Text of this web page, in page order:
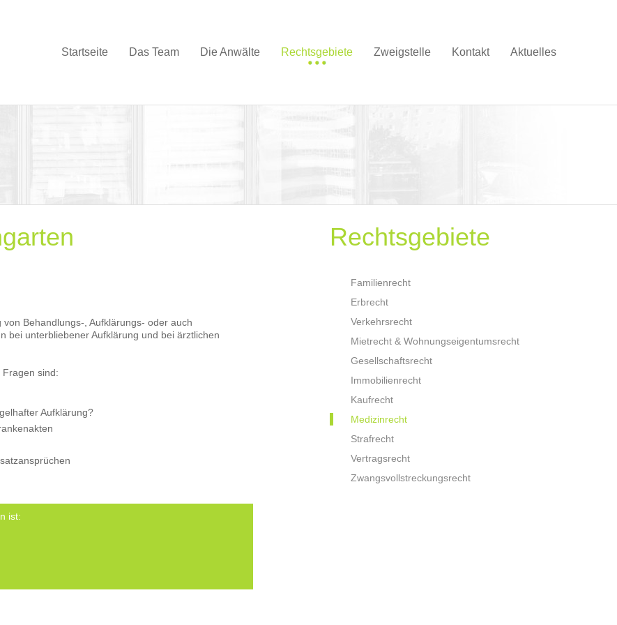
Startseite Das Team Die Anwälte Rechtsgebiete Zweigstelle Kontakt Aktuelles
Rechtsgebiete
Familienrecht
Erbrecht
Verkehrsrecht
Mietrecht & Wohnungseigentumsrecht
Gesellschaftsrecht
Immobilienrecht
Kaufrecht
Medizinrecht
Strafrecht
Vertragsrecht
Zwangsvollstreckungsrecht
Behandlungs-, Aufklärungs- oder auch
bei unterbliebener Aufklärung und bei ärztlichen
sind:
Aufklärung?
ist: